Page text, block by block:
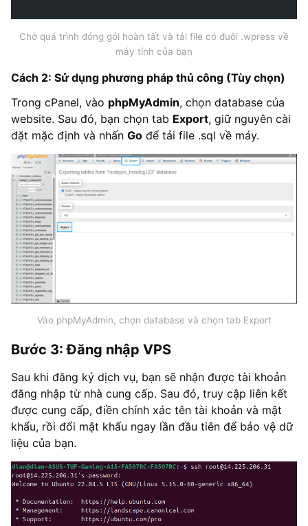
Chờ quá trình đóng gói hoàn tất và tải file có đuôi .wpress về
máy tính của bạn
Cách 2: Sử dụng phương pháp thủ công (Tùy chọn)
Trong cPanel, vào phpMyAdmin, chọn database của
website. Sau đó, bạn chọn tab Export, giữ nguyên cài
đặt mặc định và nhấn Go để tải file .sql về máy.
Vào phpMyAdmin, chọn database và chọn tab Export
Bước 3: Đăng nhập VPS
Sau khi đăng ký dịch vụ, bạn sẽ nhận được tài khoản
đăng nhập từ nhà cung cấp. Sau đó, truy cập liên kết
được cung cấp, điền chính xác tên tài khoản và mật
khẩu, rồi đổi mật khẩu ngay lần đầu tiên để bảo vệ dữ
liệu của bạn.